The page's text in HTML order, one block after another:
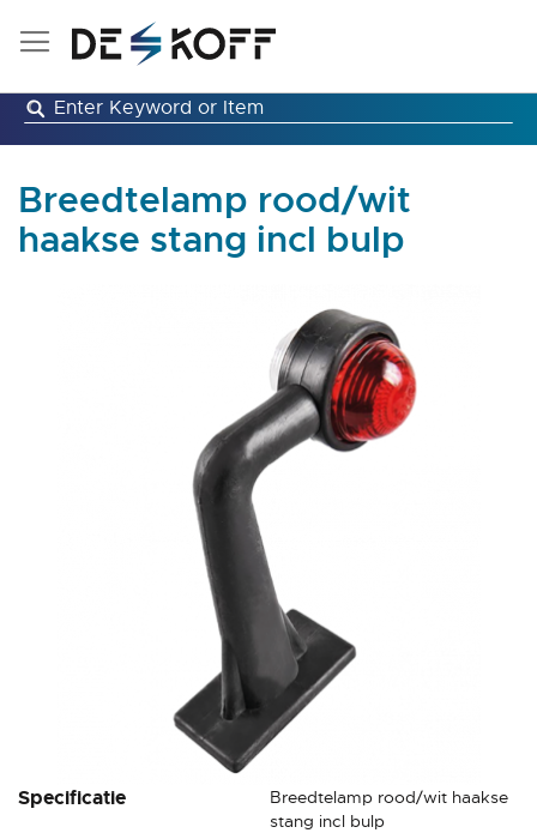
Ga
inhoud
Breedtelamp rood/wit
haakse stang incl bulp
Specificatie
Breedtelamp rood/wit haakse
stang incl bulp
Ga